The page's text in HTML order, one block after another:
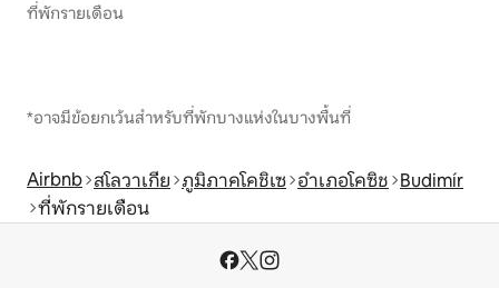
ที่พักรายเดือน
*อาจมีข้อยกเว้นสำหรับที่พักบางแห่งในบางพื้นที่
Airbnb สโลวาเกีย ภูมิภาคโคชิเซ อำเภอโคซิช Budimír
ที่พักรายเดือน